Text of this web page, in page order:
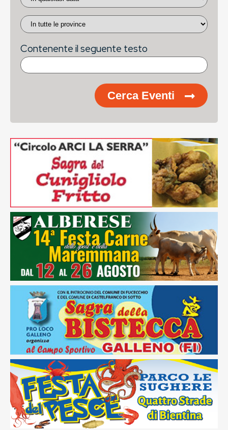
Contenente il seguente testo
Cerca Eventi